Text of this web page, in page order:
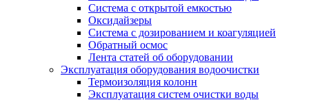
Система с открытой емкостью
Оксидайзеры
Система с дозированием и коагуляцией
Обратный осмос
Лента статей об оборудовании
Эксплуатация оборудования водоочистки
Термоизоляция колонн
Эксплуатация систем очистки воды